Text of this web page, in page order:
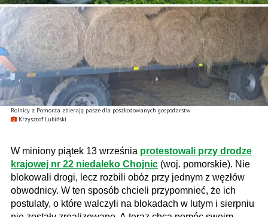
Rolnicy z Pomorza zbierają pasze dla poszkodowanych gospodarstw
Krzysztof Lubiński
W miniony piątek 13 września protestowali przy drodze
krajowej nr 22 niedaleko Chojnic (woj. pomorskie). Nie
blokowali drogi, lecz rozbili obóz przy jednym z węzłów
obwodnicy. W ten sposób chcieli przypomnieć, że ich
postulaty, o które walczyli na blokadach w lutym i sierpniu